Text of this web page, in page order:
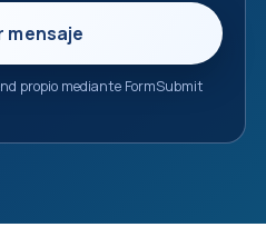
mensaje
propio mediante FormSubmit